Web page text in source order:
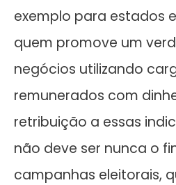
exemplo para estados
quem promove um
negócios utilizando
remunerados com
retribuição a essas
não deve ser nunca o
campanhas eleitorais,